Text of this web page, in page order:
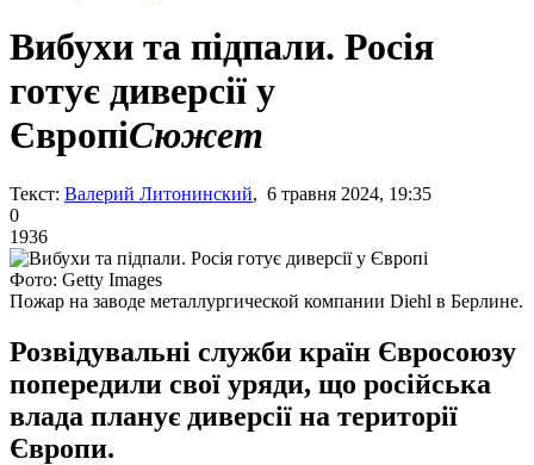
Вибухи та підпали. Росія
готує диверсії у
ЄвропіСюжет
Текст: Валерий Литонинский, 6 травня 2024, 19:35
0
1936
Фото: Getty Images
Пожар на заводе металлургической компании Diehl в Берлине.
Розвідувальні служби країн Євросоюзу
попередили свої уряди, що російська
влада планує диверсії на території
Європи.